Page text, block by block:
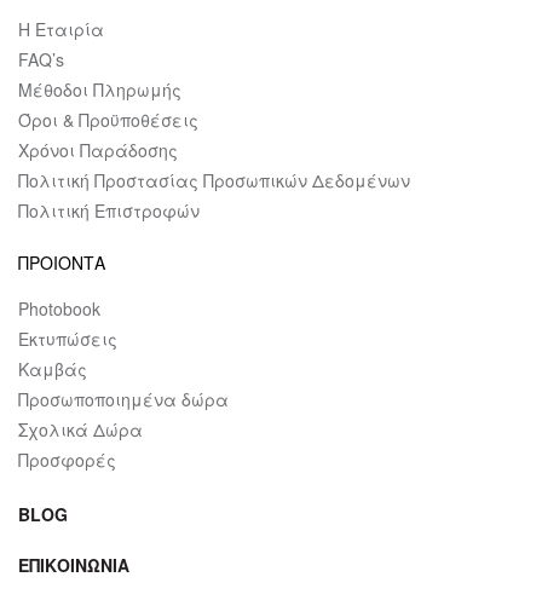
Η Εταιρία
FAQ’s
Μέθοδοι Πληρωμής
Όροι & Προϋποθέσεις
Χρόνοι Παράδοσης
Πολιτική Προστασίας Προσωπικών Δεδομένων
Πολιτική Επιστροφών
ΠΡΟΙΟΝΤΑ
Photobook
Εκτυπώσεις
Καμβάς
Προσωποποιημένα δώρα
Σχολικά Δώρα
Προσφορές
BLOG
ΕΠΙΚΟΙΝΩΝΙΑ